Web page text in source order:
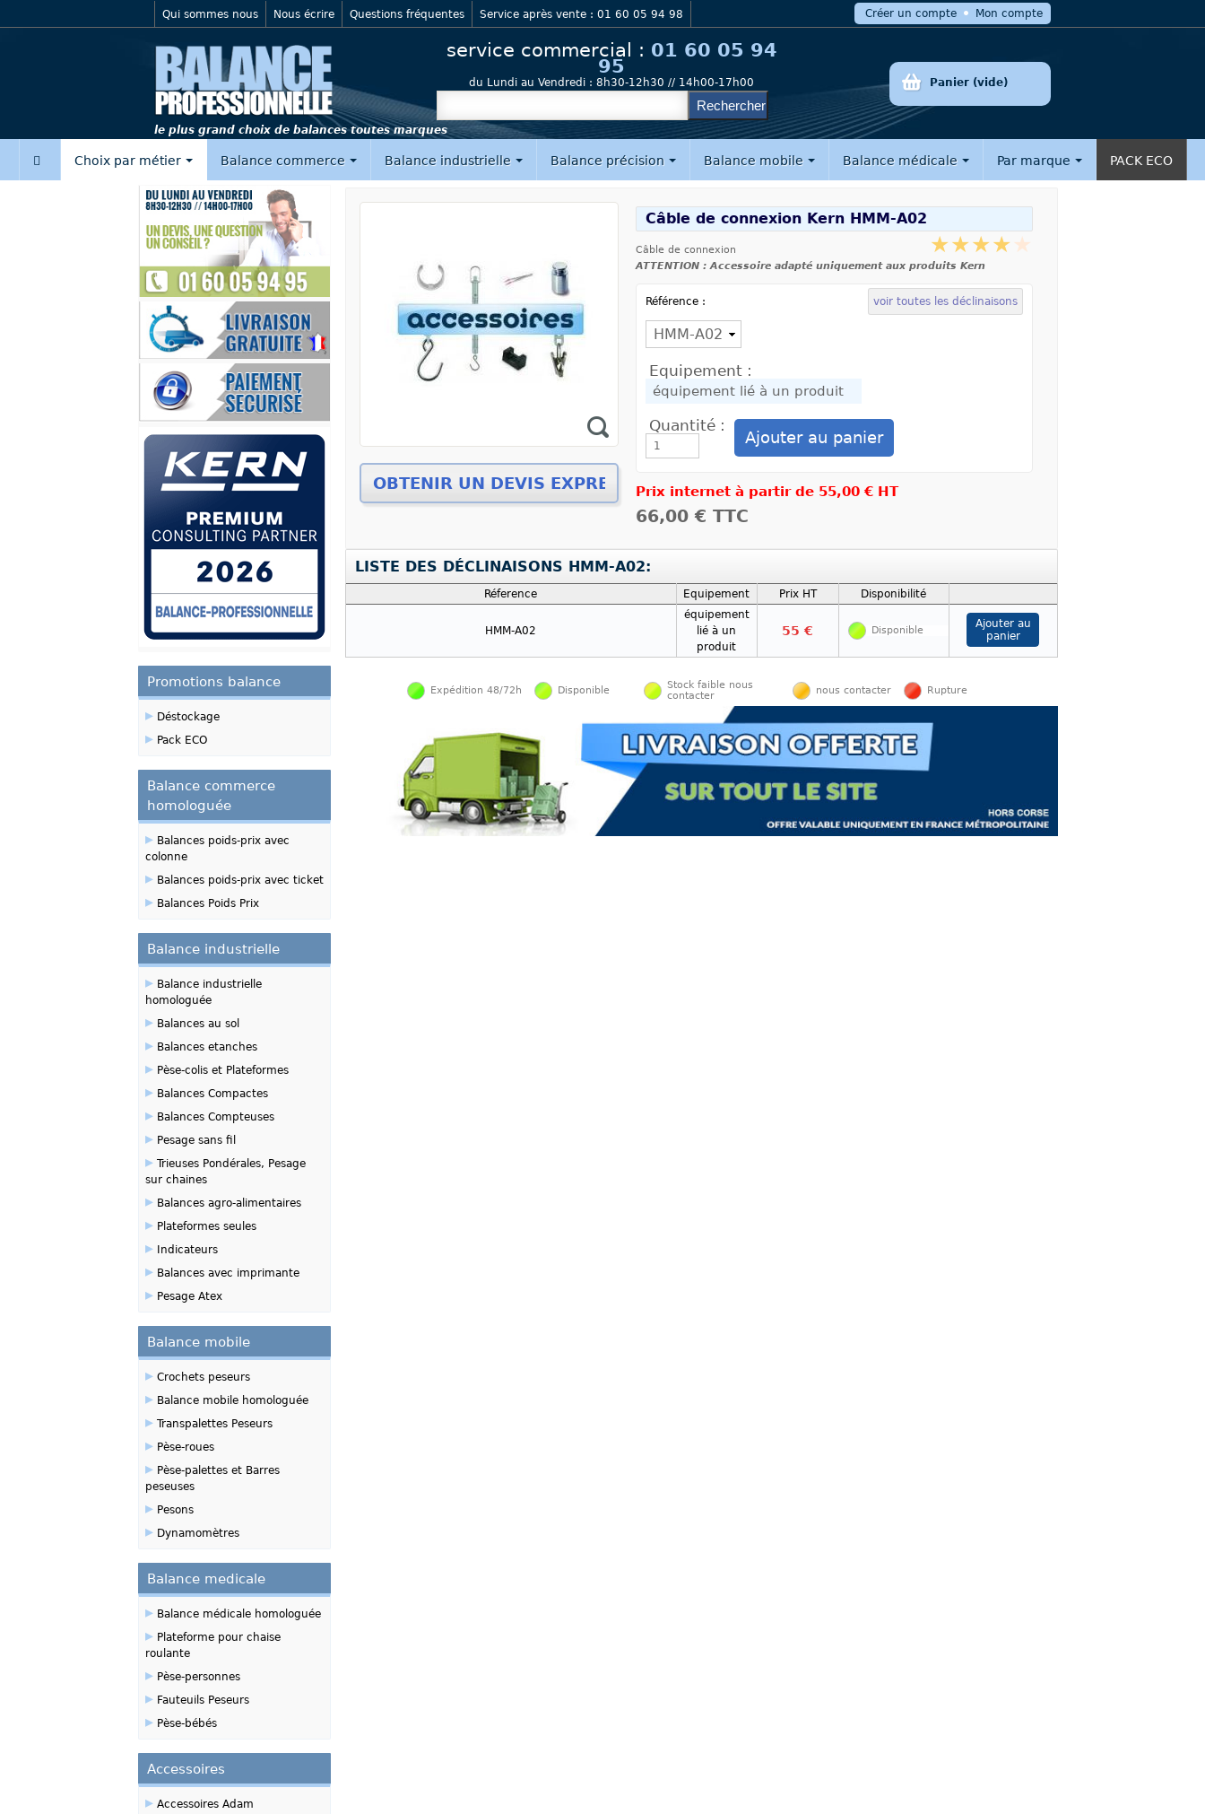
le plus grand choix de balances toutes marques
Qui sommes nous Nous écrire Questions fréquentes Service après vente : 01 60 05 94 98
service commercial : 01 60 05 94
95
du Lundi au Vendredi : 8h30-12h30 // 14h00-17h00 Panier (vide)
Créer un compte Mon compte
Choix par métier Balance commerce Balance industrielle Balance précision Balance mobile Balance médicale Par marque PACK ECO
Zoom
Câble de connexion Kern HMM-A02
Câble de connexion
ATTENTION : Accessoire adapté uniquement aux produits Kern
Référence : voir toutes les déclinaisons
Equipement :
Quantité :
Prix internet à partir de 55,00 € HT
66,00 € TTC
LISTE DES DÉCLINAISONS HMM-A02:
Réference Equipement Prix HT Disponibilité
HMM-A02
équipement
lié à un
produit
55 € Disponible
Expédition 48/72h Disponible
Stock faible nous
contacter
nous contacter Rupture
Promotions balance
▸Déstockage
▸Pack ECO
Balance commerce
homologuée
▸Balances poids-prix avec
colonne
▸Balances poids-prix avec ticket
▸Balances Poids Prix
Balance industrielle
▸Balance industrielle
homologuée
▸Balances au sol
▸Balances etanches
▸Pèse-colis et Plateformes
▸Balances Compactes
▸Balances Compteuses
▸Pesage sans fil
▸Trieuses Pondérales, Pesage
sur chaines
▸Balances agro-alimentaires
▸Plateformes seules
▸Indicateurs
▸Balances avec imprimante
▸Pesage Atex
Balance mobile
▸Crochets peseurs
▸Balance mobile homologuée
▸Transpalettes Peseurs
▸Pèse-roues
▸Pèse-palettes et Barres
peseuses
▸Pesons
▸Dynamomètres
Balance medicale
▸Balance médicale homologuée
▸Plateforme pour chaise
roulante
▸Pèse-personnes
▸Fauteuils Peseurs
▸Pèse-bébés
Accessoires
▸Accessoires Adam